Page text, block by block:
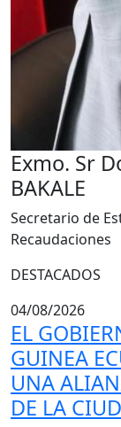
Exmo. Sr
BAKALE
Secretario de
Recaudaciones
DESTACADOS
04/08/2026
EL
GUINEA
UNA
DE LA